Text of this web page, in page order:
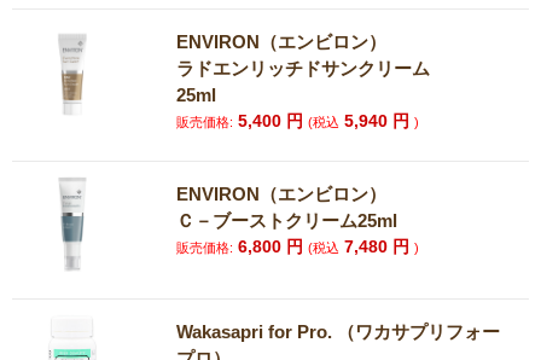
ENVIRON（エンビロン）
ラドエンリッチドサンクリーム
25ml
販売価格: 5,400 円(税込 5,940 円)
ENVIRON（エンビロン）
Ｃ－ブーストクリーム25ml
販売価格: 6,800 円(税込 7,480 円)
Wakasapri for Pro. （ワカサプリフォー